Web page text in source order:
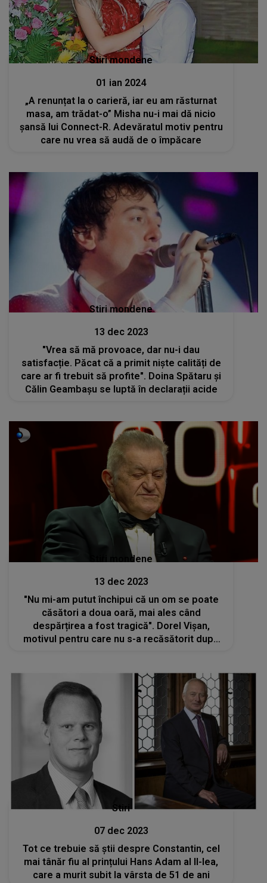
Stiri mondene
01 ian 2024
„A renunțat la o carieră, iar eu am răsturnat
masa, am trădat-o” Misha nu-i mai dă nicio
șansă lui Connect-R. Adevăratul motiv pentru
care nu vrea să audă de o împăcare
Stiri mondene
13 dec 2023
"Vrea să mă provoace, dar nu-i dau
satisfacție. Păcat că a primit niște calități de
care ar fi trebuit să profite". Doina Spătaru și
Călin Geambașu se luptă în declarații acide
Stiri mondene
13 dec 2023
"Nu mi-am putut închipui că un om se poate
căsători a doua oară, mai ales când
despărțirea a fost tragică". Dorel Vișan,
motivul pentru care nu s-a recăsătorit după
Stiri
07 dec 2023
Tot ce trebuie să știi despre Constantin, cel
mai tânăr fiu al prințului Hans Adam al II-lea,
care a murit subit la vârsta de 51 de ani